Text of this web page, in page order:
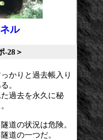
ル
-28＞
かりと過去帳入り
。
過去を永久に秘
道の状況は危険。
隧道の一つだ。